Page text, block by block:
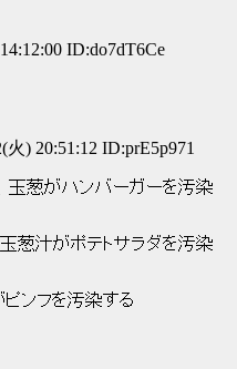
ID:do7dT6Ce
火) 20:51:12 ID:prE5p971
玉葱がハンバーガーを汚染
葱汁がポテトサラダを汚染
ンフを汚染する